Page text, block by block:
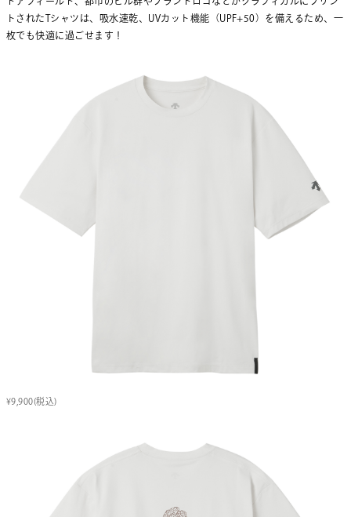
トされたTシャツは、吸水速乾、UVカット機能（UPF+50）を備えるため、一
枚でも快適に過ごせます！
¥9,900(税込)